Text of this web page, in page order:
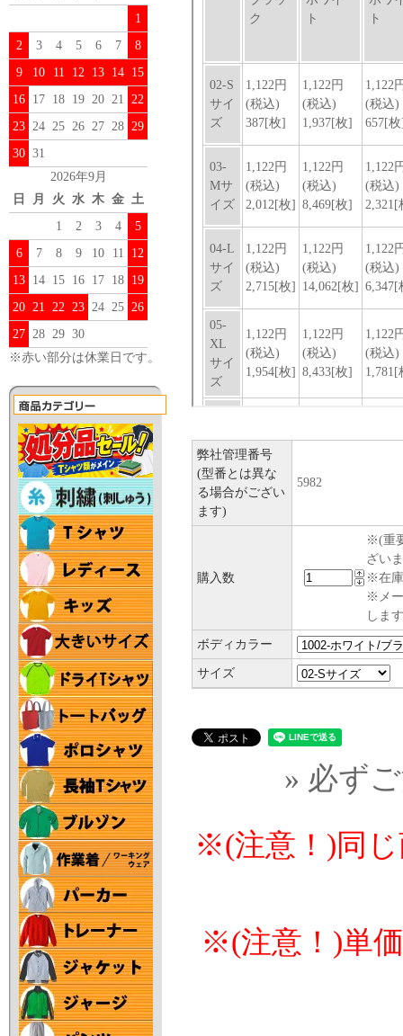
1
2
3 4 5 6 7
8
9
10 11 12 13 14 15
16 17 18 19 20 21 22
23 24 25 26 27 28 29
30 31
2026年9月
日
月 火 水 木 金 土
1
2 3 4
5
6
7 8 9 10 11
12
13 14 15 16 17 18 19
20 21 22 23 24 25 26
27 28 29 30
※赤い部分は休業日です。
弊社管理番号
(型番とは異な
る場合がござい
ます)
5982
購入数
※(重
ざい
※在庫
※メー
しま
ボディカラー
サイズ
» 必ず
※(注意！)同
※(注意！)単